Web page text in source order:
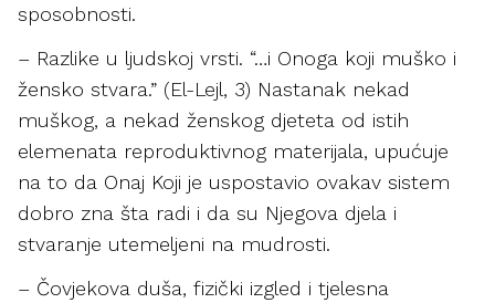
sposobnosti.
– Razlike u ljudskoj vrsti. “…i Onoga koji muško i
žensko stvara.” (El-Lejl, 3) Nastanak nekad
muškog, a nekad ženskog djeteta od istih
elemenata reproduktivnog materijala, upućuje
na to da Onaj Koji je uspostavio ovakav sistem
dobro zna šta radi i da su Njegova djela i
stvaranje utemeljeni na mudrosti.
– Čovjekova duša, fizički izgled i tjelesna